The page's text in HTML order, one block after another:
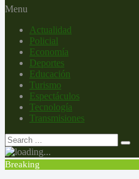
Menu
Actualidad
Policial
Economía
Deportes
Educación
Turismo
Espectáculos
Tecnología
Transmisiones
Breaking